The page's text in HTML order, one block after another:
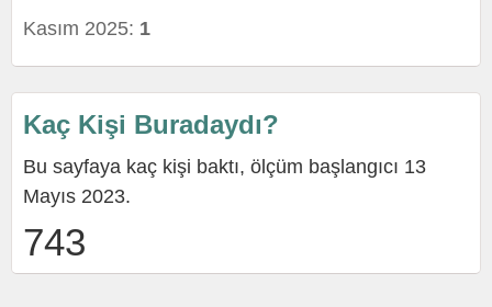
Kasım 2025: 1
Kaç Kişi Buradaydı?
Bu sayfaya kaç kişi baktı, ölçüm başlangıcı 13
Mayıs 2023.
743